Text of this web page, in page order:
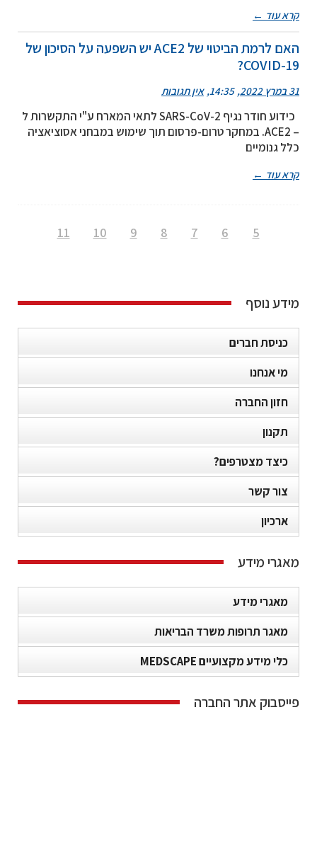
קרא עוד ←
האם לרמת הביטוי של ACE2 יש השפעה על הסיכון של
COVID-19?
31 במרץ 2022 14:35 אין תגובות
כידוע חודר נגיף SARS-CoV-2 לתאי המארח ע"י התקשרות ל
– ACE2. במחקר טרום-פרסום תוך שימוש במבחני אסוציאציה
כלל גנומיים
קרא עוד ←
5
6
7
8
9
10
11
מידע נוסף
כניסת חברים
מי אנחנו
חזון החברה
תקנון
כיצד מצטרפים?
צור קשר
ארכיון
מאגרי מידע
מאגרי מידע
מאגר תרופות משרד הבריאות
כלי מידע מקצועיים MEDSCAPE
פייסבוק אתר החברה